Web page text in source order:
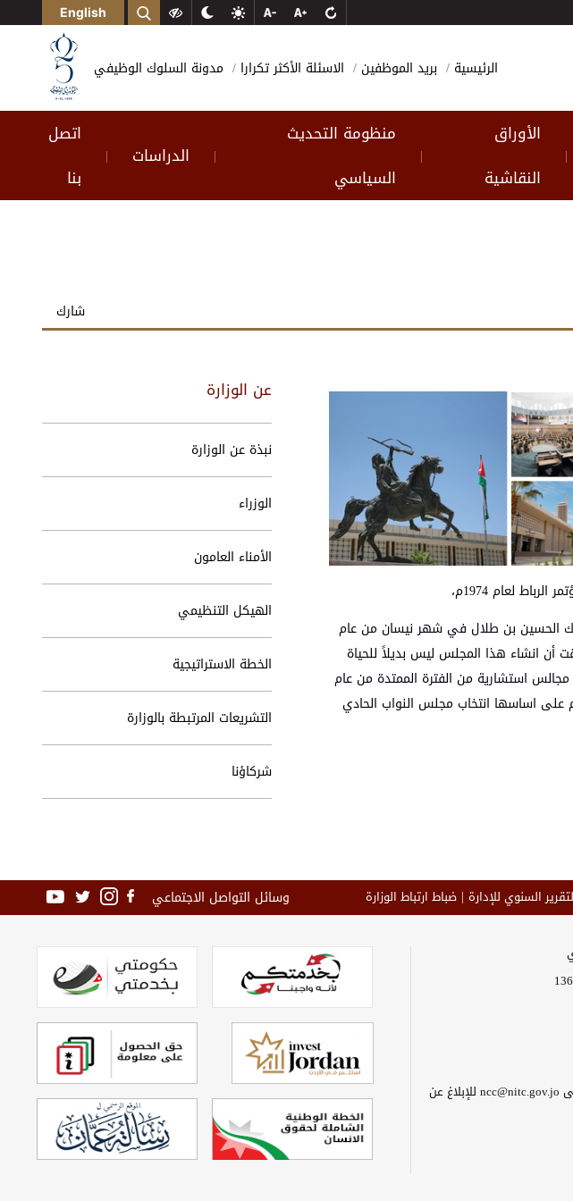
English
الرئيسية بريد الموظفين الاسئلة الأكثر تكرارا مدونة السلوك الوظيفي
|
الأوراق
النقاشية
|
منظومة التحديث
السياسي
| الدراسات |
اتصل
بنا
شارك
الحسين بن طلال في شهر نيسان من عام
أن انشاء هذا المجلس ليس بديلاً للحياة
مجالس استشارية من الفترة الممتدة من عام
تم على اساسها انتخاب مجلس النواب الحادي
عن الوزارة
نبذة عن الوزارة
الوزراء
الأمناء العامون
الهيكل التنظيمي
الخطة الاستراتيجية
التشريعات المرتبطة بالوزارة
شركاؤنا
السنوي للإدارة ضباط ارتباط الوزارة وسائل التواصل الاجتماعي
يرجى الاتصال على 065008080 أو إرسال بريد إلكتروني إلى ncc@nitc.gov.jo للإبلاغ عن